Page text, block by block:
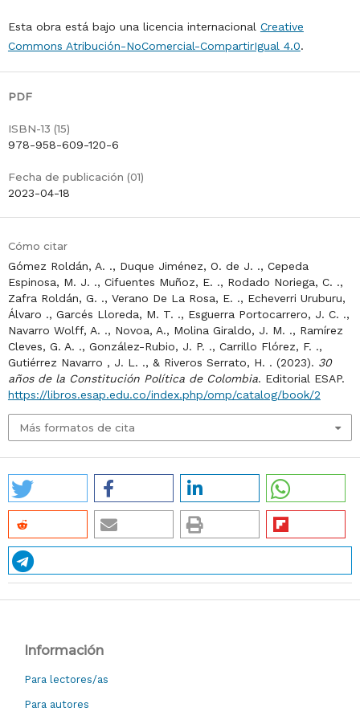
Esta obra está bajo una licencia internacional Creative
Commons Atribución-NoComercial-CompartirIgual 4.0.
PDF
ISBN-13 (15)
978-958-609-120-6
Fecha de publicación (01)
2023-04-18
Cómo citar
Gómez Roldán, A. ., Duque Jiménez, O. de J. ., Cepeda
Espinosa, M. J. ., Cifuentes Muñoz, E. ., Rodado Noriega, C. .,
Zafra Roldán, G. ., Verano De La Rosa, E. ., Echeverri Uruburu,
Álvaro ., Garcés Lloreda, M. T. ., Esguerra Portocarrero, J. C. .,
Navarro Wolff, A. ., Novoa, A., Molina Giraldo, J. M. ., Ramírez
Cleves, G. A. ., González-Rubio, J. P. ., Carrillo Flórez, F. .,
Gutiérrez Navarro , J. L. ., & Riveros Serrato, H. . (2023). 30
años de la Constitución Política de Colombia. Editorial ESAP.
https://libros.esap.edu.co/index.php/omp/catalog/book/2
Más formatos de cita
Información
Para lectores/as
Para autores